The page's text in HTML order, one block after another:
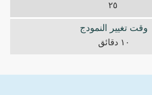
وقت تغيير النمودج
١٠ دقائق